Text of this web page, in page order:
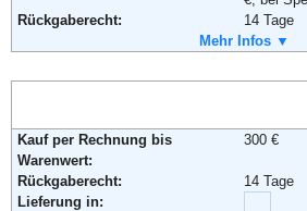
Rückgaberecht:
14 Tage
Ja
Lieferung in:
Mehr Infos ▼
Kauf per Rechnung bis
Warenwert:
300 €
Rückgaberecht:
14 Tage
Lieferung in: